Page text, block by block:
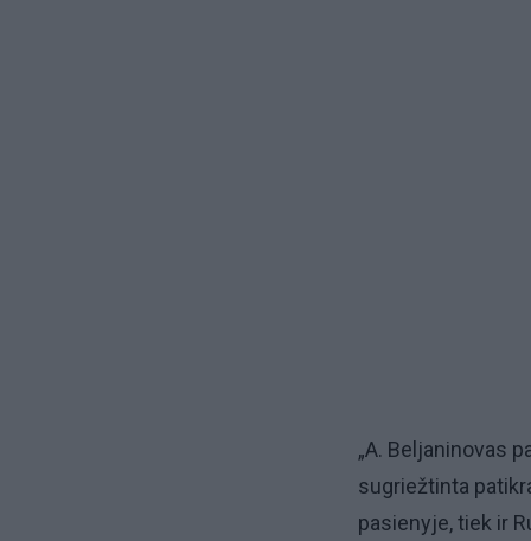
„A. Beljaninovas
sugriežtinta
pasienyje, tiek ir